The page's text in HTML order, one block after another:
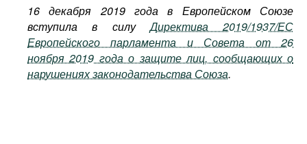
16 декабря 2019 года в Европейском Союзе
вступила в силуДиректива 2019/1937/ЕС
Европейского парламента и Совета от 26
ноября 2019 года о защите лиц, сообщающих о
нарушениях законодательства Союза.